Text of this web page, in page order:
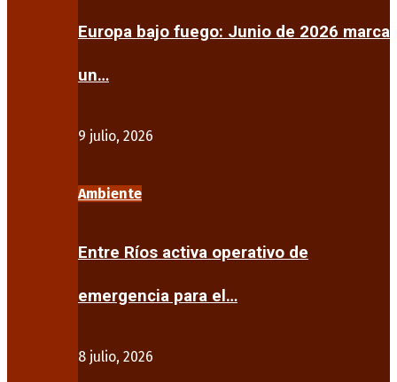
Europa bajo fuego: Junio de 2026 marca
un…
9 julio, 2026
Ambiente
Entre Ríos activa operativo de
emergencia para el…
8 julio, 2026